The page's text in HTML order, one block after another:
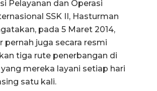
Pelayanan dan Operasi
SSK II, Hasturman
pada 5 Maret 2014,
pernah juga secara resmi
tiga rute penerbangan di
mereka layani setiap hari
satu kali.